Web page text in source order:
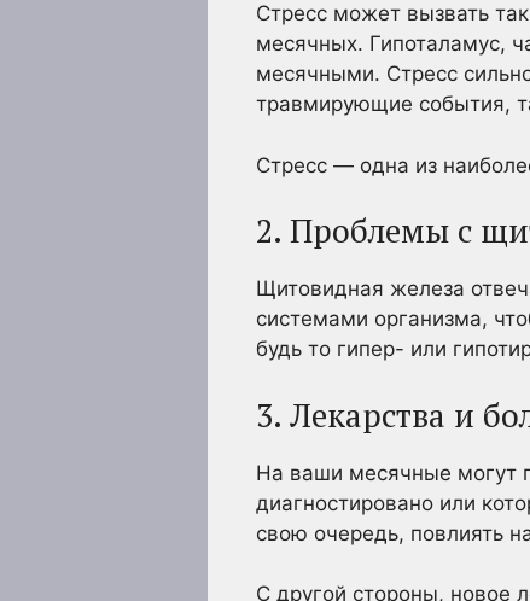
Стресс может вызвать
месячных. Гипоталамус,
месячными. Стресс
травмирующие события,
Стресс — одна из
2. Проблемы с
Щитовидная железа
системами организма,
будь то гипер- или
3. Лекарства и
На ваши месячные могут
диагностировано или
свою очередь, повлиять
С другой стороны, новое